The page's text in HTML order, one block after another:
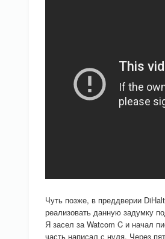
Чуть позже, в преддверии
реализовать данную задумку
Я засел за Watcom C и начал
часть написал с нуля. Через